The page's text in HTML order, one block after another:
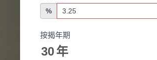
%
按揭年期
30年